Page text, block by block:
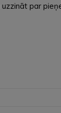
par